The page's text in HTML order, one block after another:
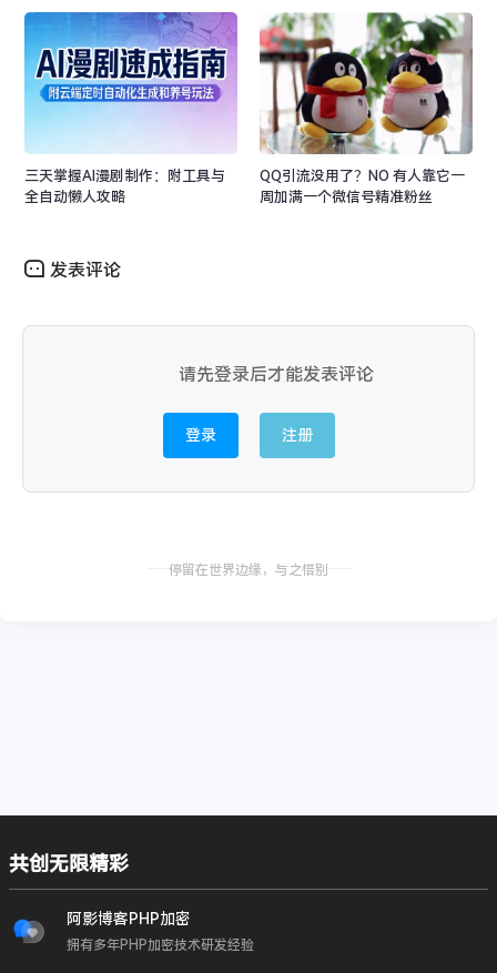
三天掌握AI漫剧制作：附工具与
全自动懒人攻略
QQ引流没用了？NO 有人靠它一
周加满一个微信号精准粉丝
发表评论
请先登录后才能发表评论
登录 注册
停留在世界边缘，与之惜别
共创无限精彩
阿影博客PHP加密
拥有多年PHP加密技术研发经验